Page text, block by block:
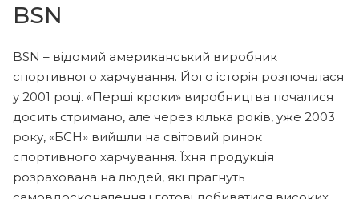
BSN
BSN – відомий американський виробник
спортивного харчування. Його історія розпочалася
у 2001 році. «Перші кроки» виробництва почалися
досить стримано, але через кілька років, уже 2003
року, «БСН» вийшли на світовий ринок
спортивного харчування. Їхня продукція
розрахована на людей, які прагнуть